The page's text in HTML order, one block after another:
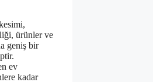
ürünler ve
geniş bir
ev
kadar